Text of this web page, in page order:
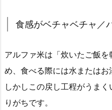
食感がベチャベチャ／
アルファ米は「炊いたご飯
め、食べる際には水またはお
しかしこの戻し工程がうま
りがちです。